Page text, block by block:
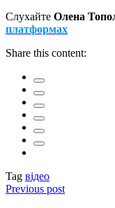
Слухайте Олена
платформах
Share this content:
Tag відео
Previous post